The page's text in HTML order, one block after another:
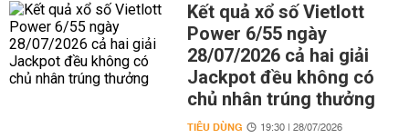
Kết quả xổ số Vietlott
Power 6/55 ngày
28/07/2026 cả hai giải
Jackpot đều không có
chủ nhân trúng thưởng
TIÊU DÙNG 19:30 | 28/07/2026